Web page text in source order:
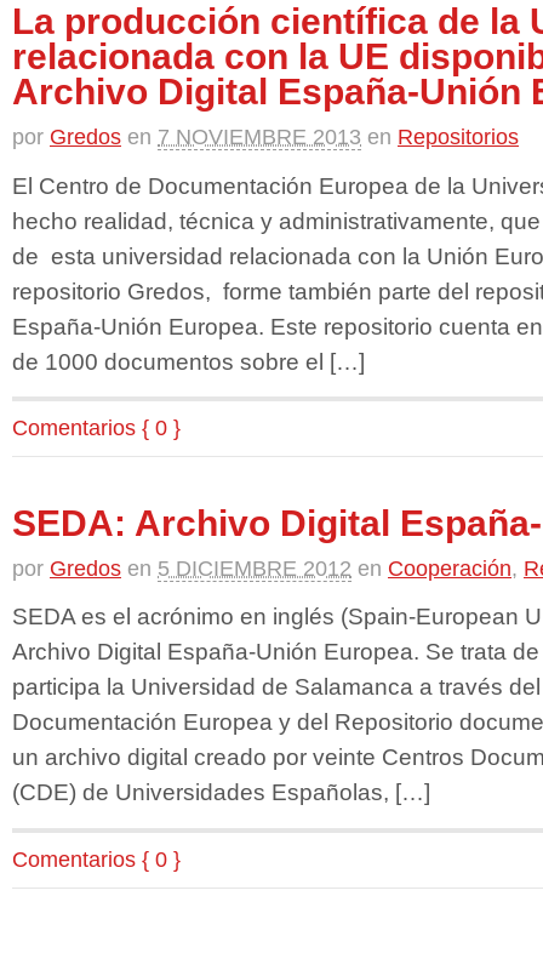
La producción científica de la
relacionada con la UE
Archivo Digital España-Unión
por Gredos en 7 NOVIEMBRE 2013 en Repositorios
El Centro de Documentación Europea de la
hecho realidad, técnica y administrativamente,
de esta universidad relacionada con la Unión
repositorio Gredos, forme también parte del
España-Unión Europea. Este repositorio cuenta
de 1000 documentos sobre el […]
Comentarios { 0 }
SEDA: Archivo Digital
por Gredos en 5 DICIEMBRE 2012 en Cooperación,
SEDA es el acrónimo en inglés (Spain-European
Archivo Digital España-Unión Europea. Se trata
participa la Universidad de Salamanca a través
Documentación Europea y del Repositorio
un archivo digital creado por veinte Centros
(CDE) de Universidades Españolas, […]
Comentarios { 0 }